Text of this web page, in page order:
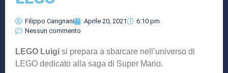
Filippo Carignani Aprile 20, 2021
6:10 pm
Nessun commento
LEGO Luigi si prepara a sbarcare nell’universo di
LEGO dedicato alla saga di Super Mario.